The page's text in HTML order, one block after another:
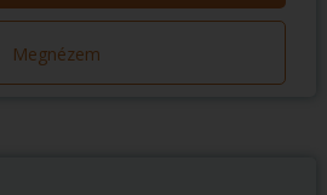
Megnézem